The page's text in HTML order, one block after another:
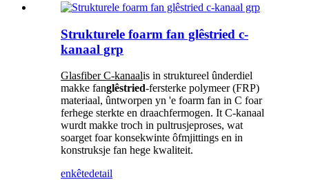
Strukturele foarm fan glêstried c-
kanaal grp
Glasfiber C-kanaalis in struktureel ûnderdiel
makke fanglêstried-fersterke polymeer (FRP)
materiaal, ûntworpen yn 'e foarm fan in C foar
ferhege sterkte en draachfermogen. It C-kanaal
wurdt makke troch in pultrusjeproses, wat
soarget foar konsekwinte ôfmjittings en in
konstruksje fan hege kwaliteit.
enkêtedetail